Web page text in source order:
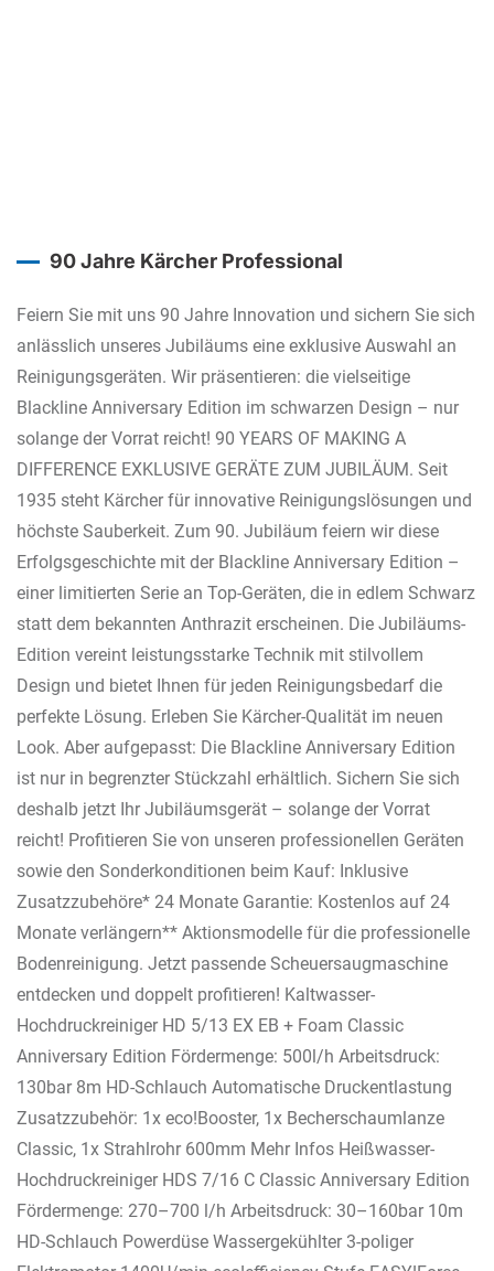
90 Jahre Kärcher Professional
Feiern Sie mit uns 90 Jahre Innovation und sichern Sie sich
anlässlich unseres Jubiläums eine exklusive Auswahl an
Reinigungsgeräten. Wir präsentieren: die vielseitige
Blackline Anniversary Edition im schwarzen Design – nur
solange der Vorrat reicht! 90 YEARS OF MAKING A
DIFFERENCE EXKLUSIVE GERÄTE ZUM JUBILÄUM. Seit
1935 steht Kärcher für innovative Reinigungslösungen und
höchste Sauberkeit. Zum 90. Jubiläum feiern wir diese
Erfolgsgeschichte mit der Blackline Anniversary Edition –
einer limitierten Serie an Top-Geräten, die in edlem Schwarz
statt dem bekannten Anthrazit erscheinen. Die Jubiläums-
Edition vereint leistungsstarke Technik mit stilvollem
Design und bietet Ihnen für jeden Reinigungsbedarf die
perfekte Lösung. Erleben Sie Kärcher-Qualität im neuen
Look. Aber aufgepasst: Die Blackline Anniversary Edition
ist nur in begrenzter Stückzahl erhältlich. Sichern Sie sich
deshalb jetzt Ihr Jubiläumsgerät – solange der Vorrat
reicht! Profitieren Sie von unseren professionellen Geräten
sowie den Sonderkonditionen beim Kauf: Inklusive
Zusatzzubehöre* 24 Monate Garantie: Kostenlos auf 24
Monate verlängern** Aktionsmodelle für die professionelle
Bodenreinigung. Jetzt passende Scheuersaugmaschine
entdecken und doppelt profitieren! Kaltwasser-
Hochdruckreiniger HD 5/13 EX EB + Foam Classic
Anniversary Edition Fördermenge: 500l/h Arbeitsdruck:
130bar 8m HD-Schlauch Automatische Druckentlastung
Zusatzzubehör: 1x eco!Booster, 1x Becherschaumlanze
Classic, 1x Strahlrohr 600mm Mehr Infos Heißwasser-
Hochdruckreiniger HDS 7/16 C Classic Anniversary Edition
Fördermenge: 270–700 l/h Arbeitsdruck: 30–160bar 10m
HD-Schlauch Powerdüse Wassergekühlter 3-poliger